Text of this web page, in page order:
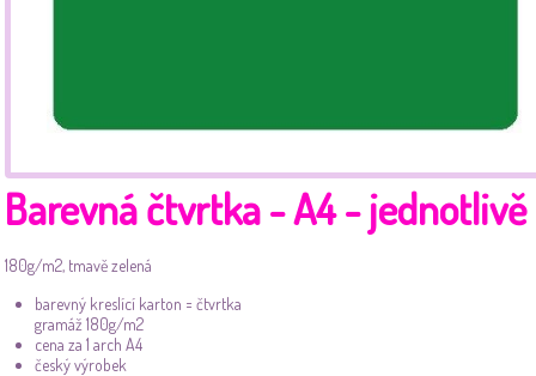
Barevná čtvrtka - A4 - jednotlivě
180g/m2, tmavě zelená
barevný kreslící karton = čtvrtka
gramáž 180g/m2
cena za 1 arch A4
český výrobek